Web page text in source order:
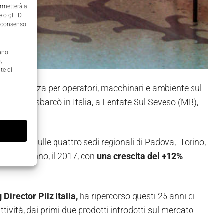
a
o gli ID
di
sicurezza per operatori, macchinari e ambiente sul
sbarcò in Italia, a Lentate Sul Seveso (MB),
sulle quattro sedi regionali di Padova, Torino,
anno, il 2017, con una crescita del +12%
Director Pilz Italia, ha ripercorso questi 25 anni di
dai primi due prodotti introdotti sul mercato